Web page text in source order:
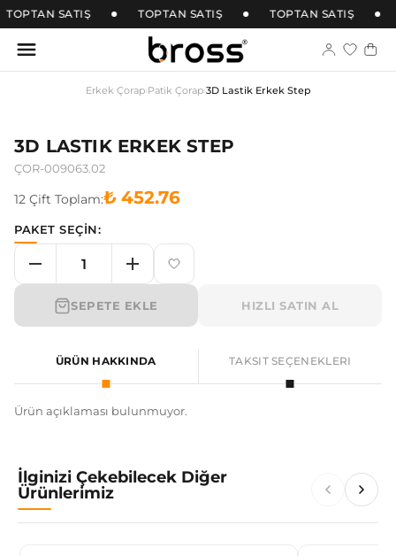
TOPTAN SATIŞ TOPTAN SATIŞ TOPTAN SATIŞ
Erkek Çorap›Patik Çorap›3D Lastik Erkek Step
3D LASTIK ERKEK STEP
ÇOR-009063.02
12 Çift Toplam:₺ 452.76
PAKET SEÇİN:
SEPETE EKLE HIZLI SATIN AL
ÜRÜN HAKKINDA TAKSIT SEÇENEKLERI
Ürün açıklaması bulunmuyor.
İlginizi Çekebilecek Diğer
Ürünlerimiz